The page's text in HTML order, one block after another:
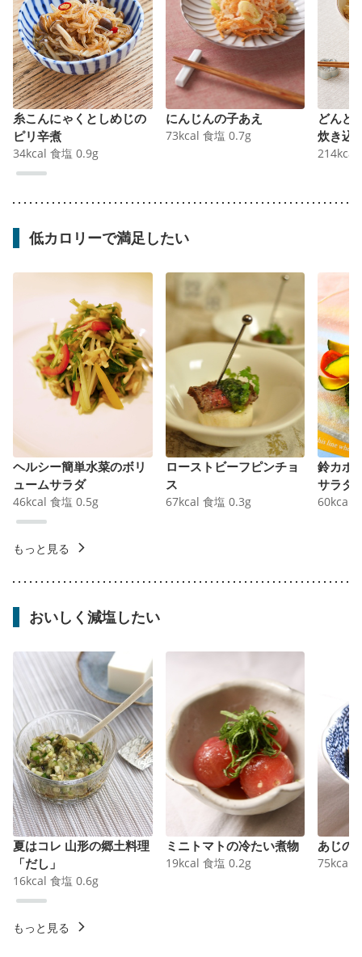
糸こんにゃくとしめじの
ピリ辛煮
34kcal 食塩 0.9g
にんじんの子あえ
73kcal 食塩 0.7g
どんど
炊き込
214kcal
低カロリーで満足したい
ヘルシー簡単水菜のボリ
ュームサラダ
46kcal 食塩 0.5g
ローストビーフピンチョ
ス
67kcal 食塩 0.3g
鈴カボ
サラダ
60kcal
もっと見る
おいしく減塩したい
夏はコレ 山形の郷土料理
「だし」
16kcal 食塩 0.6g
ミニトマトの冷たい煮物
19kcal 食塩 0.2g
あじの
75kcal
もっと見る